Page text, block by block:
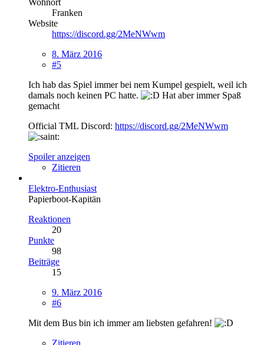
Franken
Website
https://discord.gg/2MeNWwm
8. März 2016
#5
Ich hab das Spiel immer bei nem Kumpel gespielt, weil ich
damals noch keinen PC hatte.
Hat aber immer Spaß
gemacht
Official TML Discord: https://discord.gg/2MeNWwm
Spoiler anzeigen
Zitieren
Elektro-Enthusiast
Papierboot-Kapitän
Reaktionen
20
Punkte
98
Beiträge
15
9. März 2016
#6
Mit dem Bus bin ich immer am liebsten gefahren!
Zitieren